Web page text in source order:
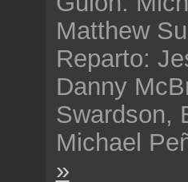
Matthew
Reparto:
Danny
Swardson,
Michael
»